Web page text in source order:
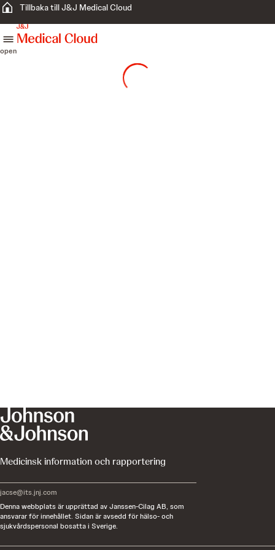
Tillbaka till J&J Medical Cloud
open
Medicinsk information och rapportering
jacse@its.jnj.com
Denna webbplats är upprättad av Janssen-Cilag AB, som
ansvarar för innehållet. Sidan är avsedd för hälso- och
sjukvårdspersonal bosatta i Sverige.